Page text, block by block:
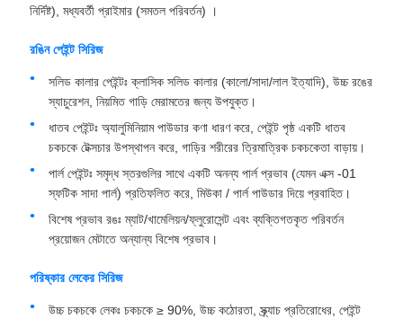
নির্দিষ্ট), মধ্যবর্তী প্রাইমার (সমতল পরিবর্তন) ।
রঙিন পেইন্ট সিরিজ
সলিড কালার পেইন্টঃ ক্লাসিক সলিড কালার (কালো/সাদা/লাল ইত্যাদি), উচ্চ রঙের
স্যাচুরেশন, নিয়মিত গাড়ি মেরামতের জন্য উপযুক্ত।
ধাতব পেইন্টঃ অ্যালুমিনিয়াম পাউডার কণা ধারণ করে, পেইন্ট পৃষ্ঠ একটি ধাতব
চকচকে টেক্সচার উপস্থাপন করে, গাড়ির শরীরের ত্রিমাত্রিক চকচকেতা বাড়ায়।
পার্ল পেইন্টঃ সমৃদ্ধ স্তরগুলির সাথে একটি অনন্য পার্ল প্রভাব (যেমন এক্স -01
স্ফটিক সাদা পার্ল) প্রতিফলিত করে, মিউকা / পার্ল পাউডার দিয়ে প্রবাহিত।
বিশেষ প্রভাব রঙঃ ম্যাট/খামেলিয়ন/ফ্লুরোসেন্ট এবং ব্যক্তিগতকৃত পরিবর্তন
প্রয়োজন মেটাতে অন্যান্য বিশেষ প্রভাব।
পরিষ্কার লেকের সিরিজ
উচ্চ চকচকে লেকঃ চকচকে ≥ 90%, উচ্চ কঠোরতা, স্ক্র্যাচ প্রতিরোধের, পেইন্ট